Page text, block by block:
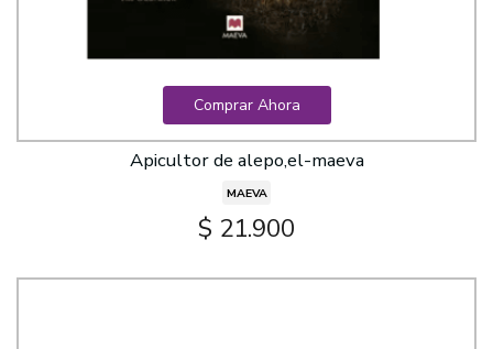
Comprar Ahora
Apicultor de alepo,el-maeva
MAEVA
$ 21.900